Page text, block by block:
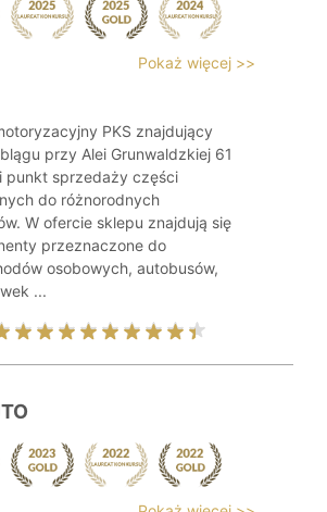
Pokaż więcej >>
PKS znajdujący
przy Alei Grunwaldzkiej 61
punkt sprzedaży części
do różnorodnych
W ofercie sklepu znajdują się
przeznaczone do
osobowych, autobusów,
...